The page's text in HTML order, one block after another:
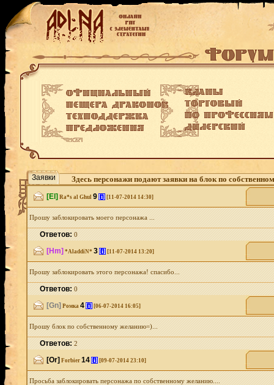
Заявки Здесь персонажи подают заявки на блок по
[El] Ra*s al Ghul 9 [i] [11-07-2014 14:30]
Прошу заблокировать моего персонажа ...
Ответов:0
[Hm] *AladdiN* 3 [i] [11-07-2014 13:20]
Прошу заблокировать этого персонажа! спасибо...
Ответов:0
[Gn] Ромка 4 [i] [06-07-2014 16:05]
Прошу блок по собственному желанию=)...
Ответов:2
[Or] Forbier 14 [i] [09-07-2014 23:10]
Просьба заблокировать персонажа по собственному желанию....